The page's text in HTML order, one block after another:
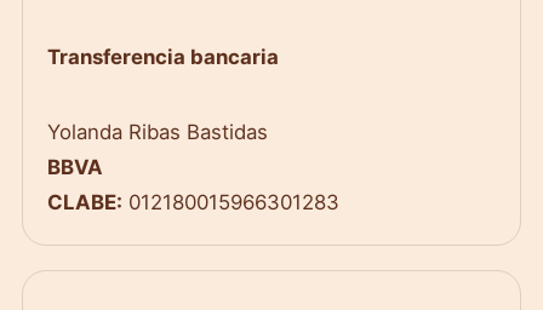
Transferencia bancaria
Yolanda Ribas Bastidas
BBVA
CLABE: 012180015966301283